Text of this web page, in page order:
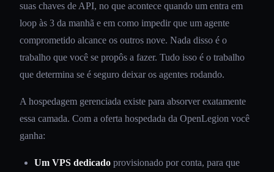
suas chaves de API, no que acontece quando um entra em
loop às 3 da manhã e em como impedir que um agente
comprometido alcance os outros nove. Nada disso é o
trabalho que você se propôs a fazer. Tudo isso é o trabalho
que determina se é seguro deixar os agentes rodando.
A hospedagem gerenciada existe para absorver exatamente
essa camada. Com a oferta hospedada da OpenLegion você
ganha:
Um VPS dedicado provisionado por conta, para que